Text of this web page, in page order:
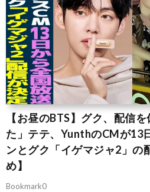
【お昼のBTS】グク、配信
た」テテ、YunthのCMが13
ンとグク「イゲマジャ2」の
め】
Bookmark0